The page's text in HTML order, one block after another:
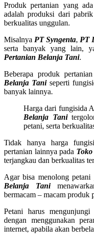
Produk pertanian yang
adalah produksi dari
berkualitas unggulan.
Misalnya PT Syngenta, PT
serta banyak yang lain,
Pertanian Belanja Tani.
Beberapa produk
Belanja Taniseperti
banyak lainnya.
Harga dari fungisida
Belanja Tani
petani, serta
Tidak hanya harga
pertanian lainnya pada
terjangkau dan berkualitas
Agar bisa menolong petani
Belanja Tani
bermacam – macam produk
Petani harus
dengan menggunakan
internet, apabila akan